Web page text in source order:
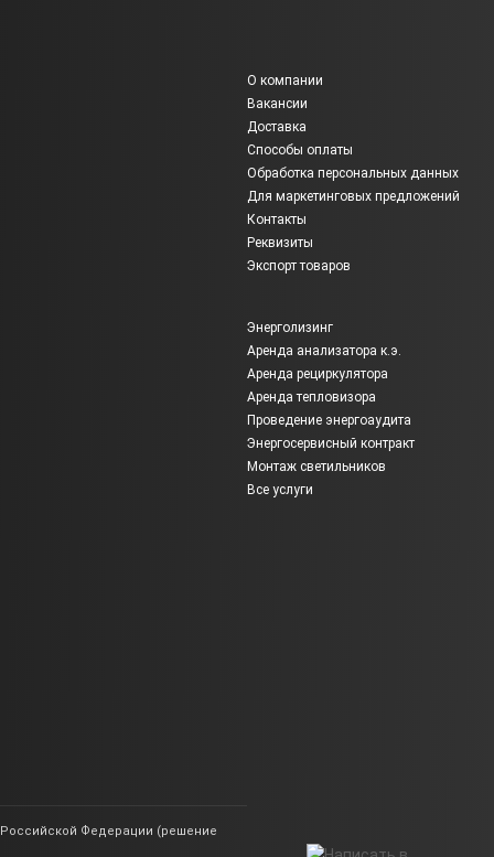
О компании
Вакансии
Доставка
Способы оплаты
Обработка персональных данных
Для маркетинговых предложений
Контакты
Реквизиты
Экспорт товаров
Энерголизинг
Аренда анализатора к.э.
Аренда рециркулятора
Аренда тепловизора
Проведение энергоаудита
Энергосервисный контракт
Монтаж светильников
Все услуги
Российской Федерации (решение